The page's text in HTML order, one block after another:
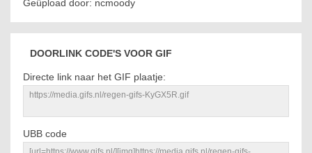
Geüpload door: ncmoody
DOORLINK CODE'S VOOR GIF
Directe link naar het GIF plaatje:
UBB code